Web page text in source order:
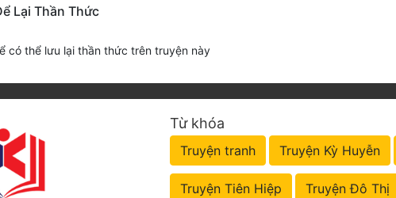
Lại Thần Thức
có thể lưu lại thần thức trên truyện này
Từ khóa
Truyện tranh Truyện Kỳ Huyễn
Truyện Tiên Hiệp Truyện Đô Thị